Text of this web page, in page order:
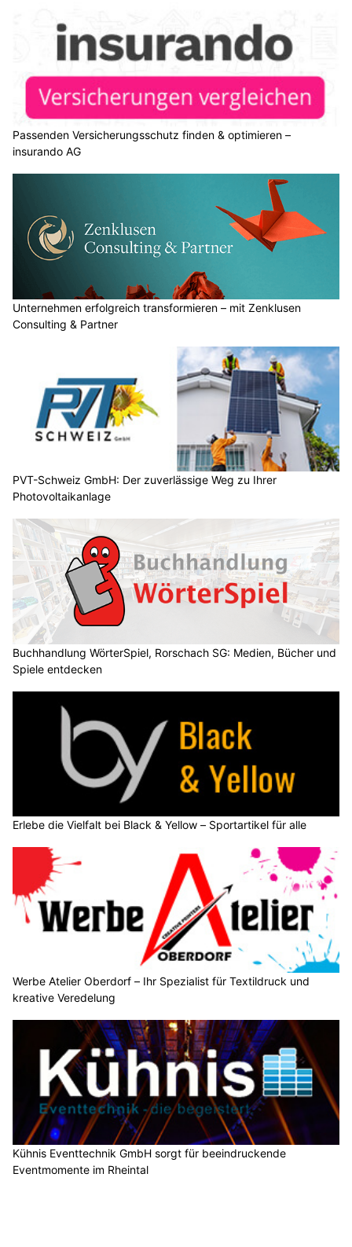
Passenden Versicherungsschutz finden & optimieren –
insurando AG
Unternehmen erfolgreich transformieren – mit Zenklusen
Consulting & Partner
PVT-Schweiz GmbH: Der zuverlässige Weg zu Ihrer
Photovoltaikanlage
Buchhandlung WörterSpiel, Rorschach SG: Medien, Bücher und
Spiele entdecken
Erlebe die Vielfalt bei Black & Yellow – Sportartikel für alle
Werbe Atelier Oberdorf – Ihr Spezialist für Textildruck und
kreative Veredelung
Kühnis Eventtechnik GmbH sorgt für beeindruckende
Eventmomente im Rheintal